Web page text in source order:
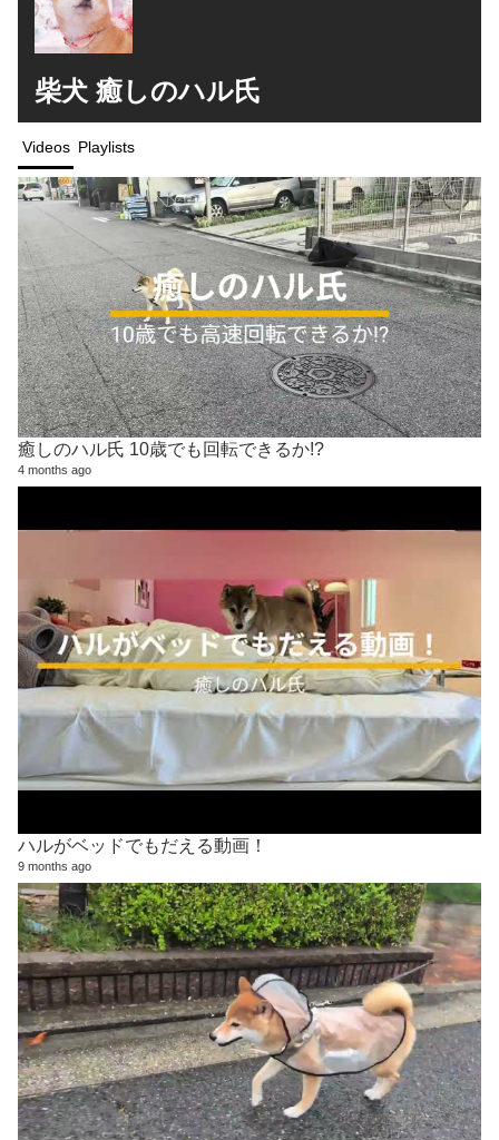
柴犬 癒しのハル氏
Videos Playlists
癒しのハル氏 10歳でも回転できるか!?
4 months ago
ハルがベッドでもだえる動画！
9 months ago